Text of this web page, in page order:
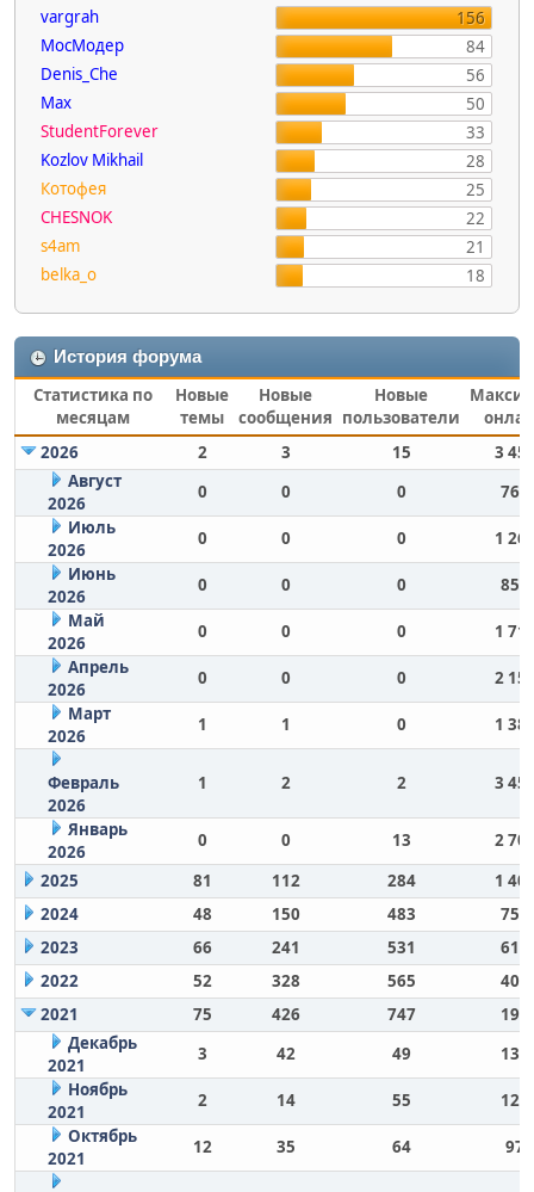
vargrah
156
МосМодер
84
Denis_Che
56
Max
50
StudentForever
33
Kozlov Mikhail
28
Котофея
25
CHESNOK
22
s4am
21
belka_o
18
История форума
Статистика по
месяцам
Новые
темы
Новые
сообщения
Новые
пользователи
2026
2 3 15
3
Август
2026
0 0 0
760
Июль
2026
0 0 0
1
Июнь
2026
0 0 0
854
Май
2026
0 0 0
1
Апрель
2026
0 0 0
2
Март
2026
1 1 0 1
Февраль
2026
1 2 2 3
Январь
2026
0 0 13
2
2025
81 112 284
1
2024
48 150 483
756
2023
66 241 531
610
2022
52 328 565
406
2021
75 426 747
191
Декабрь
2021
3 42 49
137
Ноябрь
2021
2 14 55
120
Октябрь
2021
12 35 64 97